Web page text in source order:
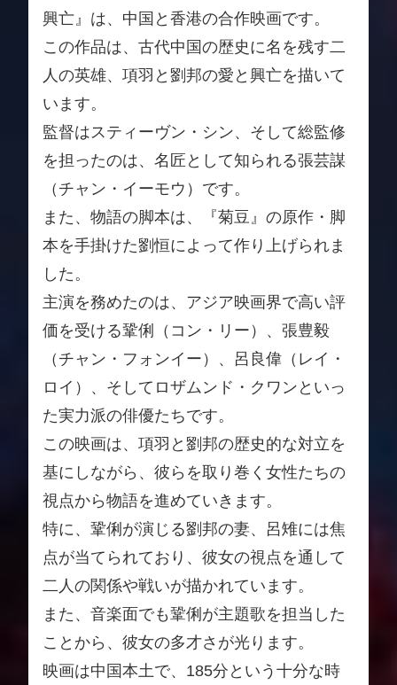
興亡』は、中国と香港の合作映画です。
この作品は、古代中国の歴史に名を残す二
人の英雄、項羽と劉邦の愛と興亡を描いて
います。
監督はスティーヴン・シン、そして総監修
を担ったのは、名匠として知られる張芸謀
（チャン・イーモウ）です。
また、物語の脚本は、『菊豆』の原作・脚
本を手掛けた劉恒によって作り上げられま
した。
主演を務めたのは、アジア映画界で高い評
価を受ける鞏俐（コン・リー）、張豊毅
（チャン・フォンイー）、呂良偉（レイ・
ロイ）、そしてロザムンド・クワンといっ
た実力派の俳優たちです。
この映画は、項羽と劉邦の歴史的な対立を
基にしながら、彼らを取り巻く女性たちの
視点から物語を進めていきます。
特に、鞏俐が演じる劉邦の妻、呂雉には焦
点が当てられており、彼女の視点を通して
二人の関係や戦いが描かれています。
また、音楽面でも鞏俐が主題歌を担当した
ことから、彼女の多才さが光ります。
映画は中国本土で、185分という十分な時